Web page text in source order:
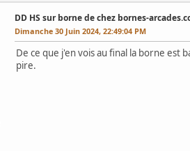
DD HS sur borne de chez bornes-
Dimanche 30 Juin 2024, 22:49:04 PM
De ce que j'en vois au final la borne est
pire.